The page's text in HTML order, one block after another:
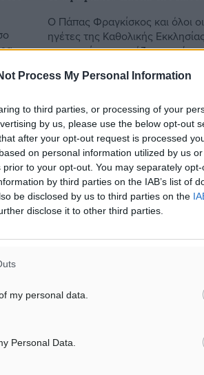
Process My Personal Information
to third parties, or processing of your
by us, please use the below opt-out
after your opt-out request is processed
on personal information utilized by us
to your opt-out. You may separately
by third parties on the IAB’s list of
be disclosed by us to third parties on the
disclose it to other third parties.
my personal data.
Personal Data.
Ο Πάπας Φραγκίσκος και όλοι οι
ηγέτες της Καθολικής Εκκλησίας
παγκοσμίως ετοιμάζονται
απευθυνόμενοι στους πιστούς
12.04.20, 16:24
Ολα
Αλλοι δύο νεκροί από κορονοϊό